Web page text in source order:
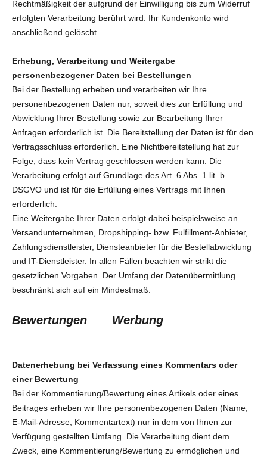
Rechtmäßigkeit der aufgrund der Einwilligung bis zum Widerruf
erfolgten Verarbeitung berührt wird. Ihr Kundenkonto wird
anschließend gelöscht.
Erhebung, Verarbeitung und Weitergabe
personenbezogener Daten bei Bestellungen
Bei der Bestellung erheben und verarbeiten wir Ihre
personenbezogenen Daten nur, soweit dies zur Erfüllung und
Abwicklung Ihrer Bestellung sowie zur Bearbeitung Ihrer
Anfragen erforderlich ist. Die Bereitstellung der Daten ist für den
Vertragsschluss erforderlich. Eine Nichtbereitstellung hat zur
Folge, dass kein Vertrag geschlossen werden kann. Die
Verarbeitung erfolgt auf Grundlage des Art. 6 Abs. 1 lit. b
DSGVO und ist für die Erfüllung eines Vertrags mit Ihnen
erforderlich.
Eine Weitergabe Ihrer Daten erfolgt dabei beispielsweise an
Versandunternehmen, Dropshipping- bzw. Fulfillment-Anbieter,
Zahlungsdienstleister, Diensteanbieter für die Bestellabwicklung
und IT-Dienstleister. In allen Fällen beachten wir strikt die
gesetzlichen Vorgaben. Der Umfang der Datenübermittlung
beschränkt sich auf ein Mindestmaß.
Bewertungen Werbung
Datenerhebung bei Verfassung eines Kommentars oder
einer Bewertung
Bei der Kommentierung/Bewertung eines Artikels oder eines
Beitrages erheben wir Ihre personenbezogenen Daten (Name,
E-Mail-Adresse, Kommentartext) nur in dem von Ihnen zur
Verfügung gestellten Umfang. Die Verarbeitung dient dem
Zweck, eine Kommentierung/Bewertung zu ermöglichen und